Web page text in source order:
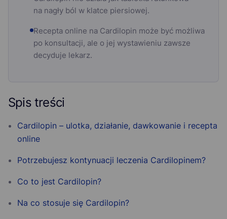
na nagły ból w klatce piersiowej.
Recepta online na Cardilopin może być możliwa
po konsultacji, ale o jej wystawieniu zawsze
decyduje lekarz.
Spis treści
Cardilopin – ulotka, działanie, dawkowanie i recepta
online
Potrzebujesz kontynuacji leczenia Cardilopinem?
Co to jest Cardilopin?
Na co stosuje się Cardilopin?